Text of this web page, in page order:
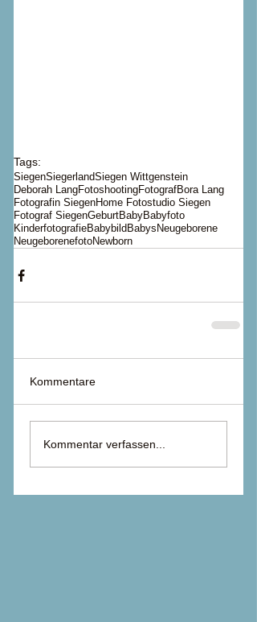
Tags:
SiegenSiegerlandSiegen Wittgenstein
Deborah LangFotoshootingFotografBora Lang
Fotografin SiegenHome Fotostudio Siegen
Fotograf SiegenGeburtBabyBabyfoto
KinderfotografieBabybild Babys Neugeborene
NeugeborenefotoNewborn
Kommentare
Kommentar verfassen...